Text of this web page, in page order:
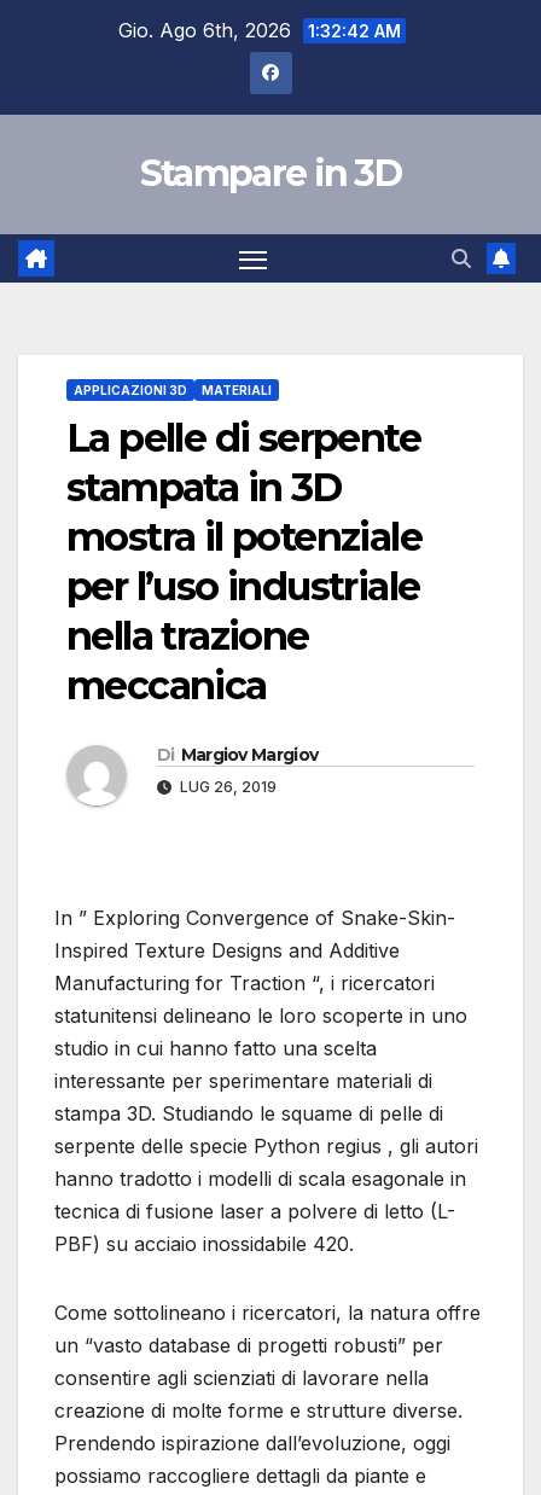
Gio. Ago 6th, 2026 1:32:43 AM
Stampare in 3D
APPLICAZIONI 3D MATERIALI
La pelle di serpente
stampata in 3D
mostra il potenziale
per l’uso industriale
nella trazione
meccanica
Di Margiov Margiov
LUG 26, 2019
In ” Exploring Convergence of Snake-Skin-
Inspired Texture Designs and Additive
Manufacturing for Traction “, i ricercatori
statunitensi delineano le loro scoperte in uno
studio in cui hanno fatto una scelta
interessante per sperimentare materiali di
stampa 3D. Studiando le squame di pelle di
serpente delle specie Python regius , gli autori
hanno tradotto i modelli di scala esagonale in
tecnica di fusione laser a polvere di letto (L-
PBF) su acciaio inossidabile 420.
Come sottolineano i ricercatori, la natura offre
un “vasto database di progetti robusti” per
consentire agli scienziati di lavorare nella
creazione di molte forme e strutture diverse.
Prendendo ispirazione dall’evoluzione, oggi
possiamo raccogliere dettagli da piante e